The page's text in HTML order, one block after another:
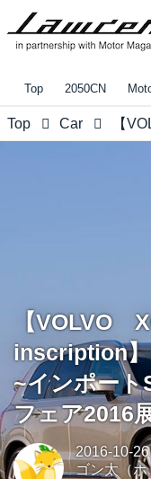
Top 2050CN
Top Car
【VOLVO
inscription】
~インポート
フェア2016
2016-10-26
ゴン太（